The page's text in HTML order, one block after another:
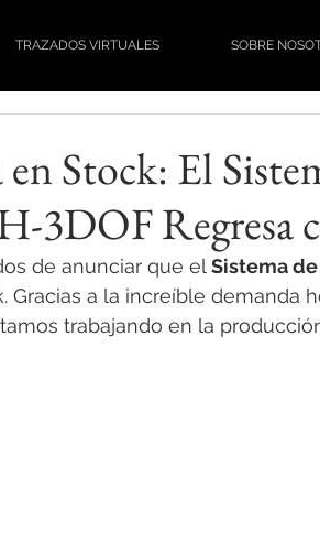
TRAZADOS VIRTUALES SOBRE
Stock: El
3DOF Regresa
de anunciar que el Sistema
Gracias a la increíble demanda
trabajando en la